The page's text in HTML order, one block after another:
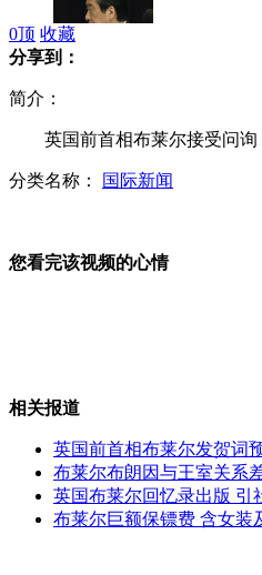
西藏先心病患儿接受机器人
印度气温高达45度 电力告急
0顶 收藏
分享到：
简介：
英国前首相布莱尔接受问询
分类名称： 国际新闻
您看完该视频的心情
相关报道
英国前首相布莱尔发贺词
布莱尔布朗因与王室关系
英国布莱尔回忆录出版 引
布莱尔巨额保镖费 含女装